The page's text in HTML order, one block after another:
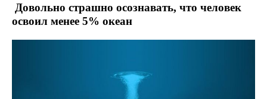
Довольно страшно осознавать, что человек
освоил менее 5% океан